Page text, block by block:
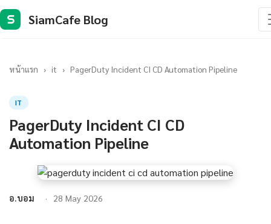
S SiamCafe Blog
หน้าแรก › it › PagerDuty Incident CI CD Automation Pipeline
IT
PagerDuty Incident CI CD
Automation Pipeline
อ.บอม 28 May 2026